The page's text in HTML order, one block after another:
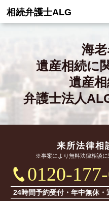
相続弁護士ALG
海
遺産相続に
遺産
弁護士法人
来所法律相
※事案により無料法律相談に
0120-
24時間予約受付・年中無休・